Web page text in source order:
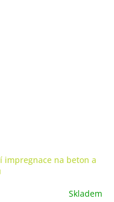
impregnace na beton a
Skladem